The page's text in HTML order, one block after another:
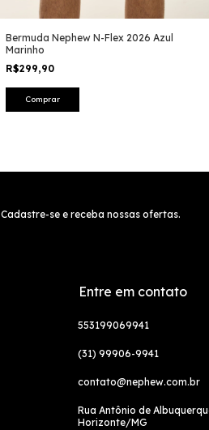
Bermuda Nephew N-Flex 2026 Azul
Marinho
R$299,90
Comprar
Cadastre-se e receba nossas ofertas.
Entre em contato
553199069941
(31) 99906-9941
contato@nephew.com.br
Rua Antônio de
Horizonte/MG